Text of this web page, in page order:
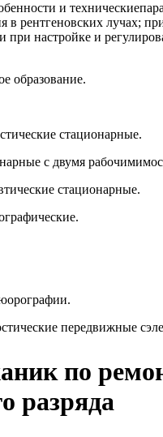
и
рентгеновских лучах;
при настройке и
образование.
стационарные.
с двумя
стационарные.
передвижные
по
разряда